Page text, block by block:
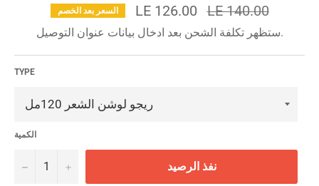
السعر بعد الخصم LE 126.00
السعر
قبل
الخصم
LE 140.00
ستظهر تكلفة الشحن بعد ادخال بيانات عنوان التوصيل.
TYPE
الكمية
− + نفذ الرصيد